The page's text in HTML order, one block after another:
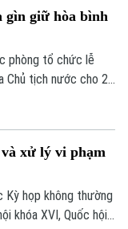
gìn giữ hòa bình
phòng tổ chức lễ
Chủ tịch nước cho 2
và Phái bộ UNISFA,
xử lý vi phạm
họp không thường
khóa XVI, Quốc hội